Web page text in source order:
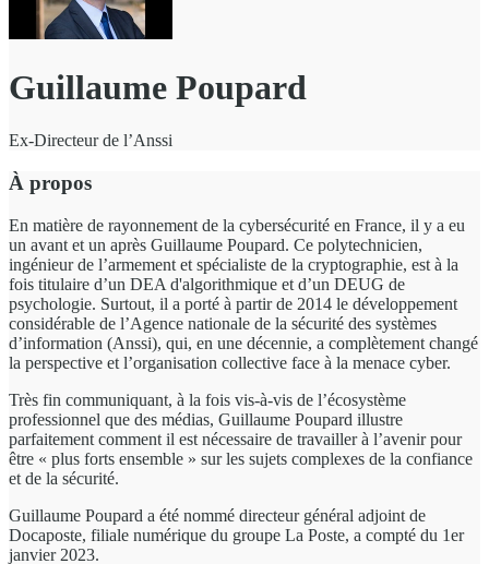
Guillaume Poupard
Ex-Directeur de l’Anssi
À propos
En matière de rayonnement de la cybersécurité en France, il y a eu
un avant et un après Guillaume Poupard. Ce polytechnicien,
ingénieur de l’armement et spécialiste de la cryptographie, est à la
fois titulaire d’un DEA d'algorithmique et d’un DEUG de
psychologie. Surtout, il a porté à partir de 2014 le développement
considérable de l’Agence nationale de la sécurité des systèmes
d’information (Anssi), qui, en une décennie, a complètement changé
la perspective et l’organisation collective face à la menace cyber.
Très fin communiquant, à la fois vis-à-vis de l’écosystème
professionnel que des médias, Guillaume Poupard illustre
parfaitement comment il est nécessaire de travailler à l’avenir pour
être « plus forts ensemble » sur les sujets complexes de la confiance
et de la sécurité.
Guillaume Poupard a été nommé directeur général adjoint de
Docaposte, filiale numérique du groupe La Poste, a compté du 1er
janvier 2023.